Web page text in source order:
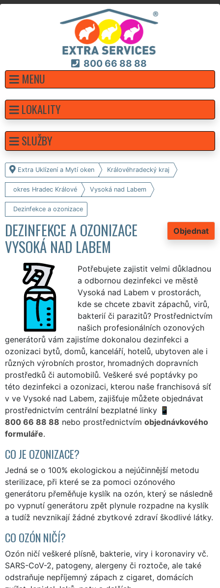
800 66 88 88
MENU
Extra Uklízení a Mytí oken Královéhradecký kraj
okres Hradec Králové Vysoká nad Labem
Dezinfekce a ozonizace
Objednat
DEZINFEKCE A OZONIZACE
VYSOKÁ NAD LABEM
Potřebujete zajistit velmi důkladnou
a odbornou dezinfekci ve městě
Vysoká nad Labem v prostorách,
kde se chcete zbavit zápachů, virů,
bakterií či parazitů? Prostřednictvím
našich profesionálních ozonových
generátorů vám zajistíme dokonalou dezinfekci a
ozonizaci bytů, domů, kanceláří, hotelů, ubytoven ale i
různých výrobních prostor, hromadných dopravních
prostředků či automobilů. Veškeré své poptávky po
této dezinfekci a ozonizaci, kterou naše franchisová síť
v ve Vysoké nad Labem, zajišťuje můžete objednávat
prostřednictvím centrální bezplatné linky
800 66 88 88 nebo prostřednictvím objednávkového
formuláře.
CO JE OZONIZACE?
Jedná se o 100% ekologickou a nejúčinnější metodu
sterilizace, při které se za pomoci ozónového
generátoru přeměňuje kyslík na ozón, který se následně
po vypnutí generátoru zpět plynule rozpadne na kyslík
a tudíž nevznikají žádné zbytkové zdraví škodlivé látky.
CO OZÓN NIČÍ?
Ozón ničí veškeré plísně, bakterie, viry i koronaviry vč.
SARS-CoV-2, patogeny, alergeny či roztoče, ale také
odstraňuje nepříjemný zápach z cigaret, domácích
LOKALITY
SLUŽBY